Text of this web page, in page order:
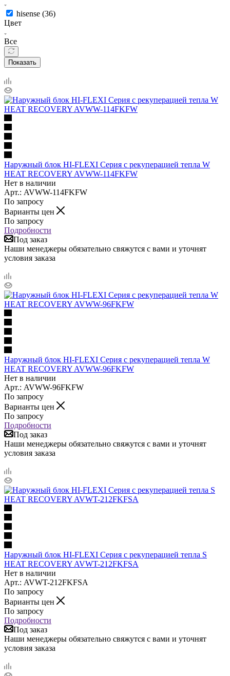
hisense (36)
Цвет
Все
Показать
Наружный блок HI-FLEXI Серия с рекуперацией тепла W
HEAT RECOVERY AVWW-114FKFW
Нет в наличии
Арт.: AVWW-114FKFW
По запросу
Варианты цен
По запросу
Подробности
Под заказ
Наши менеджеры обязательно свяжутся с вами и уточнят
условия заказа
Наружный блок HI-FLEXI Серия с рекуперацией тепла W
HEAT RECOVERY AVWW-96FKFW
Нет в наличии
Арт.: AVWW-96FKFW
По запросу
Варианты цен
По запросу
Подробности
Под заказ
Наши менеджеры обязательно свяжутся с вами и уточнят
условия заказа
Наружный блок HI-FLEXI Серия с рекуперацией тепла S
HEAT RECOVERY AVWT-212FKFSA
Нет в наличии
Арт.: AVWT-212FKFSA
По запросу
Варианты цен
По запросу
Подробности
Под заказ
Наши менеджеры обязательно свяжутся с вами и уточнят
условия заказа